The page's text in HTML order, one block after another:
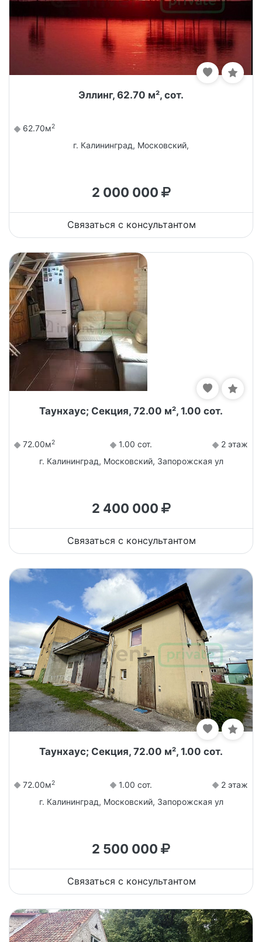
Эллинг, 62.70 м², сот.
62.70м2
г. Калининград, Московский,
2 000 000
Связаться с консультантом
Таунхаус; Секция, 72.00 м², 1.00 сот.
72.00м2 1.00 сот.
2 этаж
г. Калининград, Московский, Запорожская ул
2 400 000
Связаться с консультантом
Таунхаус; Секция, 72.00 м², 1.00 сот.
72.00м2 1.00 сот.
2 этаж
г. Калининград, Московский, Запорожская ул
2 500 000
Связаться с консультантом